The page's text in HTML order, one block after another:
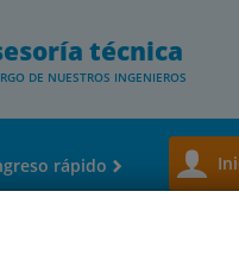
técnica
DE NUESTROS INGENIEROS
rápido
enchufables IQS de acero